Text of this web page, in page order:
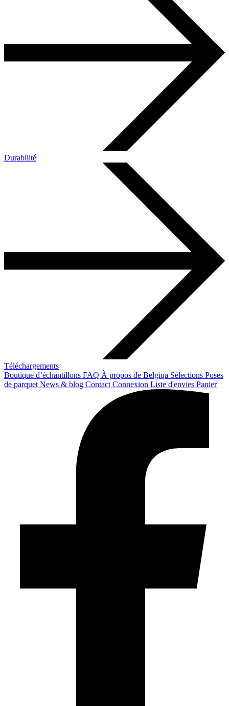
Durabilité
Téléchargements
Boutique d’échantillons FAQ À propos de Belgiqa Sélections Poses
de parquet News & blog Contact Connexion Liste d'envies Panier